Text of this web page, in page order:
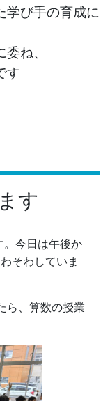
学び手の育成に
ね、
す
す
今日は午後か
そわしていま
ら、算数の授業